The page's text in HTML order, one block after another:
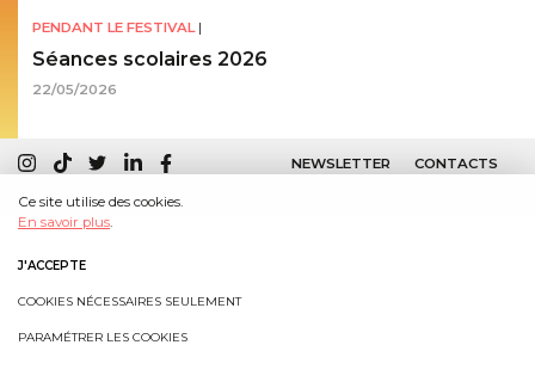
PENDANT LE FESTIVAL |
Séances scolaires 2026
22/05/2026
NEWSLETTER
CONTACTS
Ce site utilise des cookies.
En savoir plus.
J'ACCEPTE
COOKIES NÉCESSAIRES SEULEMENT
PARAMÉTRER LES COOKIES